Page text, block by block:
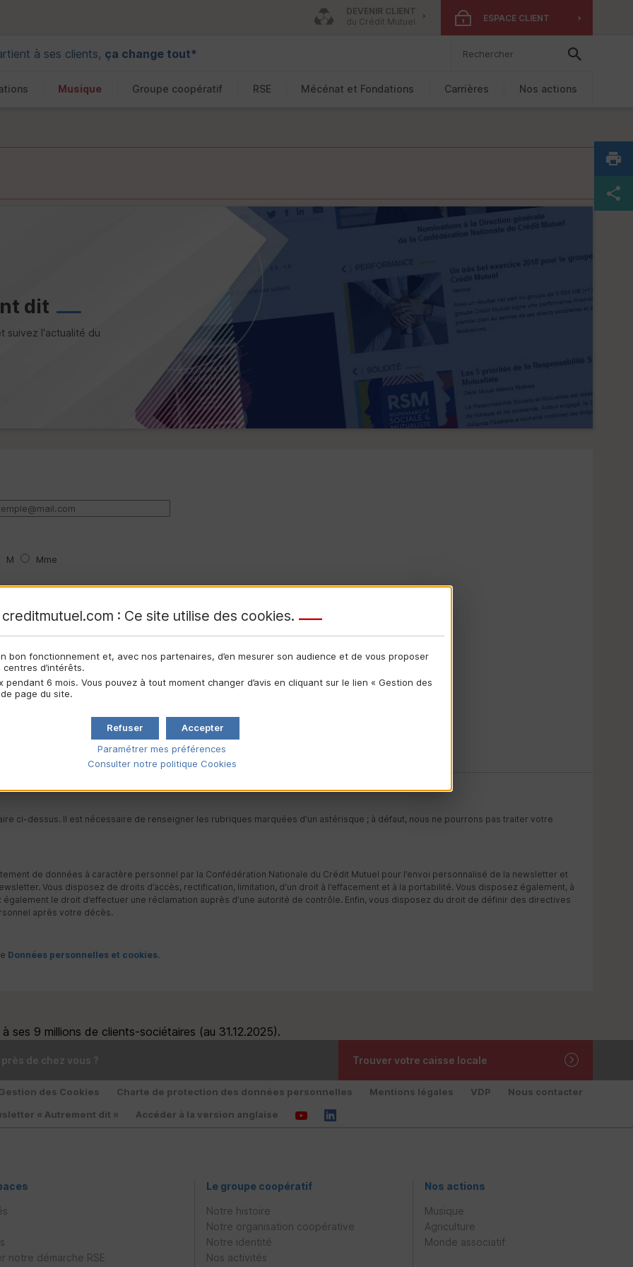
DEVENIR CLIENT
du Crédit Mutuel
ESPACE CLIENT
à ses clients, ça change tout*
Musique Groupe coopératif RSE Mécénat et Fondations Carrières Nos actions
dit
suivez l'actualité du
M Mme
du groupe Crédit Mutuel « Autrement dit »
ci-dessus. Il est nécessaire de renseigner les rubriques marquées d’un astérisque ; à défaut, nous ne pourrons pas traiter votre
de données à caractère personnel par la Confédération Nationale du Crédit Mutuel pour l’envoi personnalisé de la newsletter et
Vous disposez de droits d’accès, rectification, limitation, d’un droit à l’effacement et à la portabilité. Vous disposez également, à
le droit d’effectuer une réclamation auprès d’une autorité de contrôle. Enfin, vous disposez du droit de définir des directives
après votre décès.
Données personnelles et cookies.
9 millions de clients-sociétaires (au 31.12.2025).
de chez vous ? Trouver votre caisse locale
des Cookies Charte de protection des données personnelles Mentions légales VDP
Nous contacter
« Autrement dit »
Accéder à la version anglaise
notre démarche RSE
Le groupe coopératif
Notre histoire
Notre organisation coopérative
Notre identité
Nos activités
Nos actions
Musique
Agriculture
Monde associatif
creditmutuel.com : Ce site utilise des cookies.
bon fonctionnement et, avec nos partenaires, d’en mesurer son audience et de vous proposer
d’intérêts.
pendant 6 mois. Vous pouvez à tout moment changer d’avis en cliquant sur le lien « Gestion des
page du site.
Accepter
Refuser
Paramétrer mes préférences
Consulter notre politique Cookies